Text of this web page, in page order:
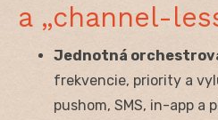
a „channel-
Jednotná
frekvencie, priority a
pushom, SMS, in-app a